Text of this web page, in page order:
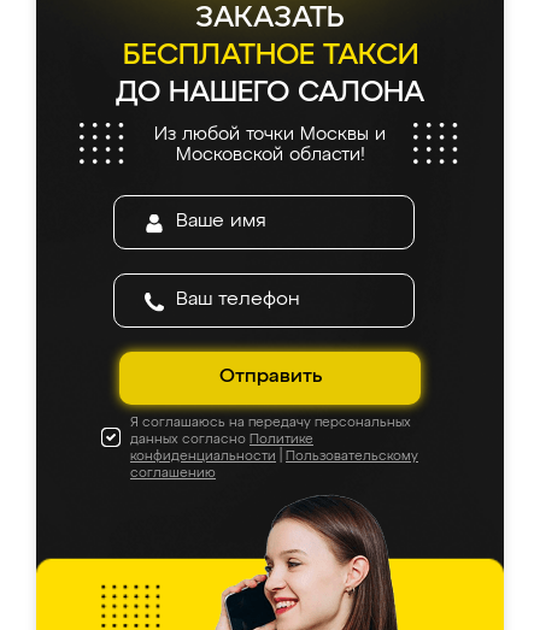
ЗАКАЗАТЬ
БЕСПЛАТНОЕ ТАКСИ
ДО НАШЕГО САЛОНА
Из любой точки Москвы и
Московской области!
Отправить
Я соглашаюсь на передачу персональных
данных согласно Политике
конфиденциальности
Пользовательскому
соглашению